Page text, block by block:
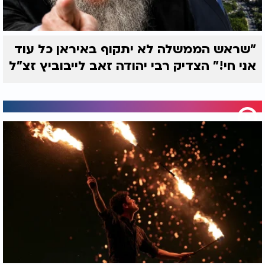
"שראש הממשלה לא יתקוף באיראן כל עוד
אני חי!" הצדיק רבי יהודה זאב לייבוביץ זצ"ל